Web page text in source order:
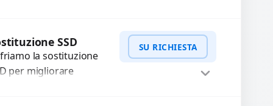
dati e una
WhatsApp
SSD
la sostituzione
per migliorare
SU RICHIESTA